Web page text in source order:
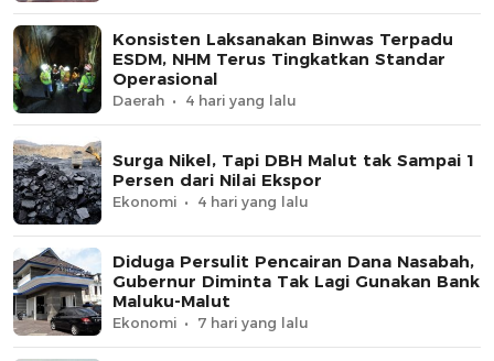
Konsisten Laksanakan Binwas Terpadu
ESDM, NHM Terus Tingkatkan Standar
Operasional
Daerah 4 hari yang lalu
Surga Nikel, Tapi DBH Malut tak Sampai 1
Persen dari Nilai Ekspor
Ekonomi 4 hari yang lalu
Diduga Persulit Pencairan Dana Nasabah,
Gubernur Diminta Tak Lagi Gunakan Bank
Maluku-Malut
Ekonomi 7 hari yang lalu